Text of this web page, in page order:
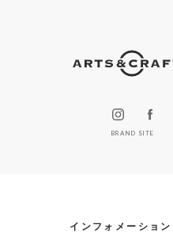
BRAND SITE
インフォメーション